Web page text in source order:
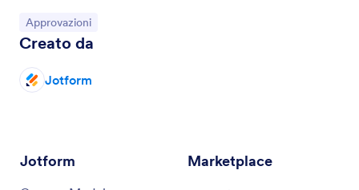
Vai alla Categoria:
Approvazioni
Creato da
Jotform
Jotform Marketplace